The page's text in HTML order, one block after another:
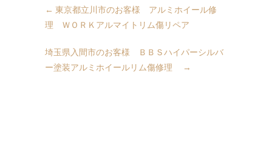
← 東京都立川市のお客様 アルミホイール修
理 ＷＯＲＫアルマイトリム傷リペア
埼玉県入間市のお客様 ＢＢＳハイパーシルバ
ー塗装アルミホイールリム傷修理
→